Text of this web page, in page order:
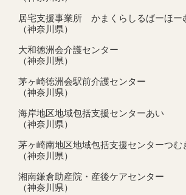
居宅支援事業所 かまくらしるばーほー
（神奈川県）
大和徳洲会介護センター
（神奈川県）
茅ヶ崎徳洲会駅前介護センター
（神奈川県）
海岸地区地域包括支援センターあい
（神奈川県）
茅ヶ崎南地区地域包括支援センターつむ
（神奈川県）
湘南鎌倉助産院・産後ケアセンター
（神奈川県）